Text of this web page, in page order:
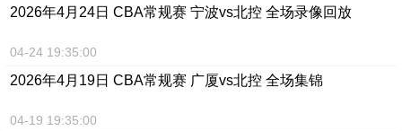
2026年4月24日 CBA常规赛 宁波vs北控 全场录像回放
04-24 19:35:00
2026年4月19日 CBA常规赛 广厦vs北控 全场集锦
04-19 19:35:00